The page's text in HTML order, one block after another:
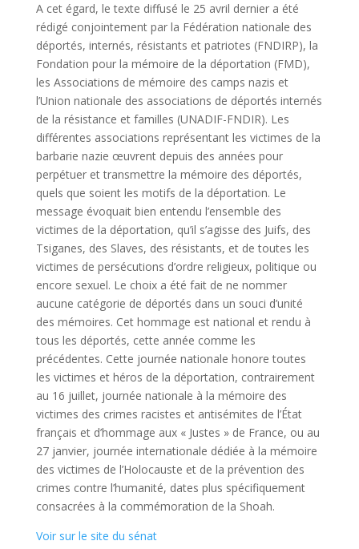
A cet égard, le texte diffusé le 25 avril dernier a été
rédigé conjointement par la Fédération nationale des
déportés, internés, résistants et patriotes (FNDIRP), la
Fondation pour la mémoire de la déportation (FMD),
les Associations de mémoire des camps nazis et
l’Union nationale des associations de déportés internés
de la résistance et familles (UNADIF-FNDIR). Les
différentes associations représentant les victimes de la
barbarie nazie œuvrent depuis des années pour
perpétuer et transmettre la mémoire des déportés,
quels que soient les motifs de la déportation. Le
message évoquait bien entendu l’ensemble des
victimes de la déportation, qu’il s’agisse des Juifs, des
Tsiganes, des Slaves, des résistants, et de toutes les
victimes de persécutions d’ordre religieux, politique ou
encore sexuel. Le choix a été fait de ne nommer
aucune catégorie de déportés dans un souci d’unité
des mémoires. Cet hommage est national et rendu à
tous les déportés, cette année comme les
précédentes. Cette journée nationale honore toutes
les victimes et héros de la déportation, contrairement
au 16 juillet, journée nationale à la mémoire des
victimes des crimes racistes et antisémites de l’État
français et d’hommage aux « Justes » de France, ou au
27 janvier, journée internationale dédiée à la mémoire
des victimes de l’Holocauste et de la prévention des
crimes contre l’humanité, dates plus spécifiquement
consacrées à la commémoration de la Shoah.
Voir sur le site du sénat